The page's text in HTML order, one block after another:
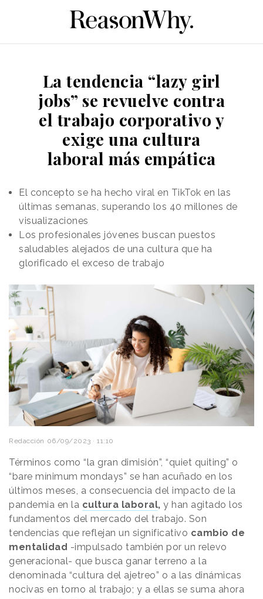
La tendencia “lazy girl
jobs” se revuelve contra
el trabajo corporativo y
exige una cultura
laboral más empática
El concepto se ha hecho viral en TikTok en las
últimas semanas, superando los 40 millones de
visualizaciones
Los profesionales jóvenes buscan puestos
saludables alejados de una cultura que ha
glorificado el exceso de trabajo
Redacción 06/09/2023 · 11:10
Términos como “la gran dimisión”, “quiet quiting” o
“bare mínimum mondays” se han acuñado en los
últimos meses, a consecuencia del impacto de la
pandemia en la cultura laboral, y han agitado los
fundamentos del mercado del trabajo. Son
tendencias que reflejan un significativo cambio de
mentalidad -impulsado también por un relevo
generacional- que busca ganar terreno a la
denominada “cultura del ajetreo” o a las dinámicas
nocivas en torno al trabajo; y a ellas se suma ahora